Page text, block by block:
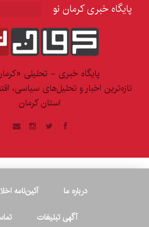
پایگاه خبری کرمان نو
پایگاه خبری - تحلیلی
تازه‌ترین اخبار و تحلیل‌های سیاسی،
استان کرمان
درباره ما
آئین‌نامه
آگهی تبلیغات